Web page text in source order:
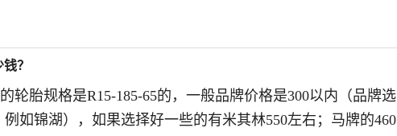
？
轮胎规格是R15-185-65的，一般品牌价格是300以内（品牌选
例如锦湖），如果选择好一些的有米其林550左右；马牌的460